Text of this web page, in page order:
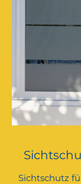
Sichtschutz